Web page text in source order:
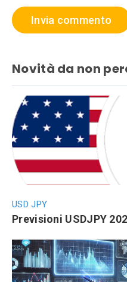
Novità da non
USD JPY
Previsioni USDJPY